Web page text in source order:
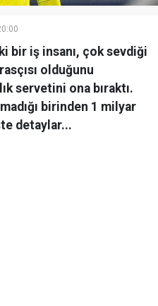
bir iş insanı, çok sevdiği
olduğunu
servetini ona bıraktı.
birinden 1 milyar
detaylar...